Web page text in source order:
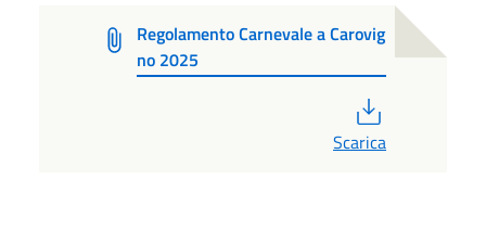
Regolamento Carnevale a Carovig
no 2025
Scarica